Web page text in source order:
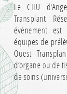
Le CHU
Transplant
événement
équipes de
Ouest
d’organe ou de
de soins